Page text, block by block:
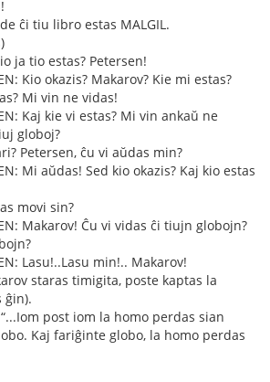
ĉi tiu libro estas MALGIL.
ja tio estas? Petersen!
Kio okazis? Makarov? Kie mi estas?
Mi vin ne vidas!
Kaj kie vi estas? Mi vin ankaŭ ne
globoj?
Petersen, ĉu vi aŭdas min?
Mi aŭdas! Sed kio okazis? Kaj kio estas
movi sin?
Makarov! Ĉu vi vidas ĉi tiujn globojn?
Lasu!..Lasu min!.. Makarov!
staras timigita, poste kaptas la
ĝin).
“...Iom post iom la homo perdas sian
Kaj fariĝinte globo, la homo perdas